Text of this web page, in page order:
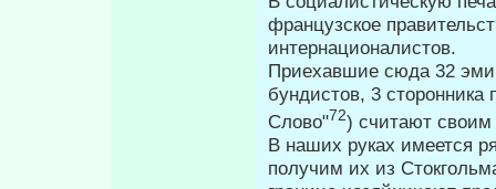
французское
интернационалистов.
Приехавшие сюда 32
бунди­стов, 3
Слово"72) считают
В наших руках имеется
получим их из